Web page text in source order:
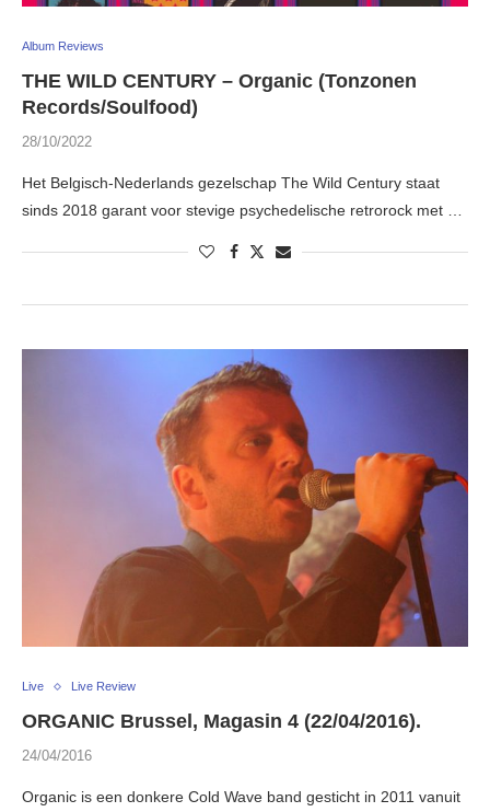
Album Reviews
THE WILD CENTURY – Organic (Tonzonen
Records/Soulfood)
28/10/2022
Het Belgisch-Nederlands gezelschap The Wild Century staat
sinds 2018 garant voor stevige psychedelische retrorock met …
Live Live Review
ORGANIC Brussel, Magasin 4 (22/04/2016).
24/04/2016
Organic is een donkere Cold Wave band gesticht in 2011 vanuit